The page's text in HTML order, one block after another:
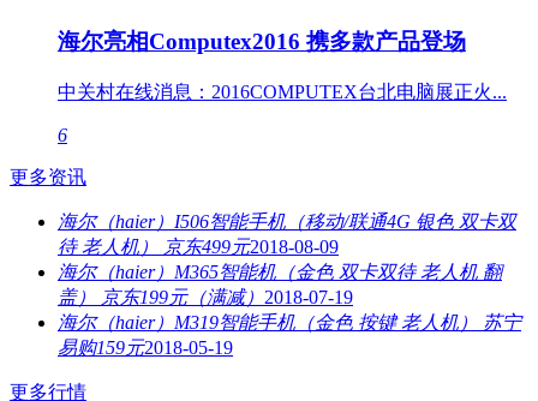
海尔亮相Computex2016 携多款产品登场
中关村在线消息：2016COMPUTEX台北电脑展正火...
6
更多资讯
海尔（haier）I506智能手机（移动/联通4G 银色 双卡双
待 老人机） 京东499元2018-08-09
海尔（haier）M365智能机（金色 双卡双待 老人机 翻
盖） 京东199元（满减） 2018-07-19
海尔（haier）M319智能手机（金色 按键 老人机） 苏宁
易购159元2018-05-19
更多行情